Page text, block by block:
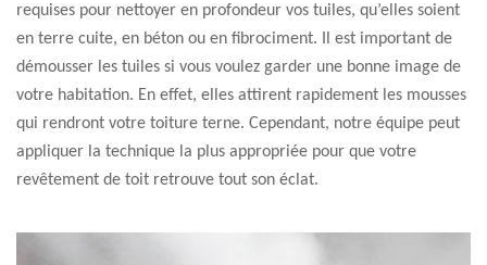
requises pour nettoyer en profondeur vos tuiles, qu’elles soient
en terre cuite, en béton ou en fibrociment. Il est important de
démousser les tuiles si vous voulez garder une bonne image de
votre habitation. En effet, elles attirent rapidement les mousses
qui rendront votre toiture terne. Cependant, notre équipe peut
appliquer la technique la plus appropriée pour que votre
revêtement de toit retrouve tout son éclat.